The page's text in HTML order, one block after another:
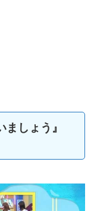
しょう』